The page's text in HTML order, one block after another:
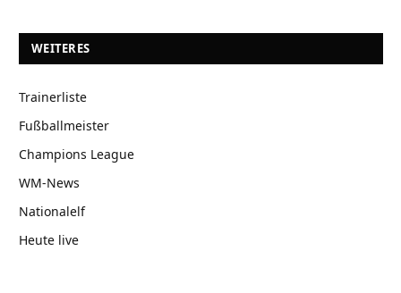
WEITERES
Trainerliste
Fußballmeister
Champions League
WM-News
Nationalelf
Heute live